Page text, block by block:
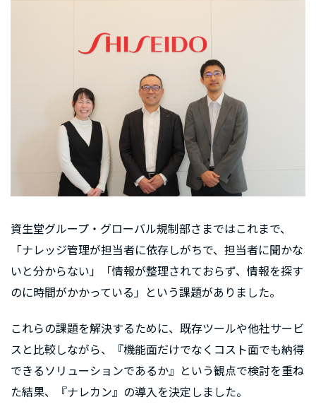
資生堂グループ・グローバル規制部さまではこれまで、
「ナレッジ管理が担当者に依存しがちで、担当者に聞かな
いと分からない」「情報が整理されておらず、情報を探す
のに時間がかかっている」という課題がありました。
これらの課題を解決するために、既存ツールや他社サービ
スと⽐較しながら、『機能⾯だけでなくコスト⾯でも納得
できるソリューションであるか』という観点で検討を重ね
た結果、『ナレカン』の導入を決定しました。